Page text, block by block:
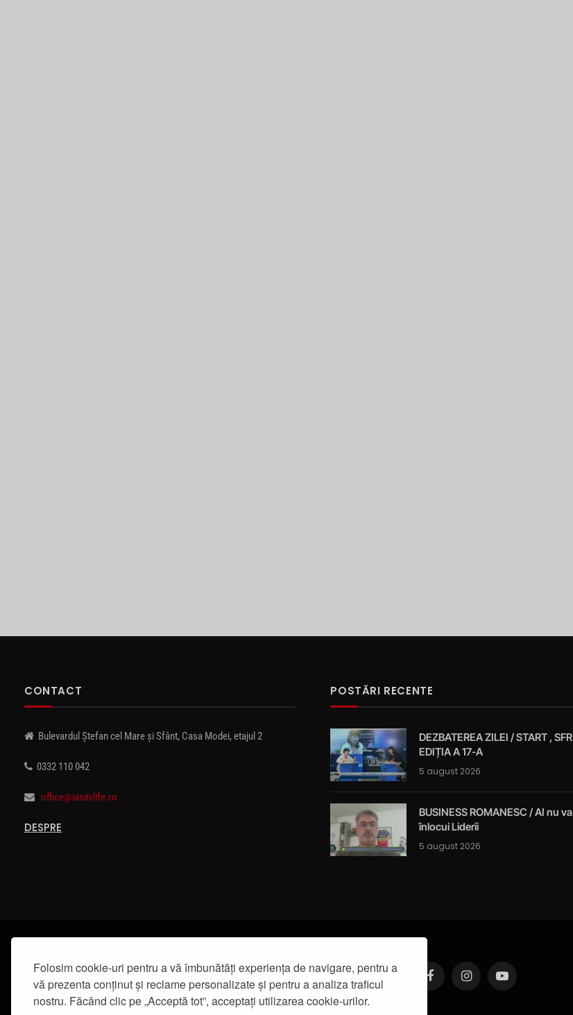
Folosim cookie-uri pentru a vă îmbunătăți experiența de navigare, pentru a
vă prezenta conținut și reclame personalizate și pentru a analiza traficul
nostru. Făcând clic pe „Acceptă tot”, acceptați utilizarea cookie-urilor.
CONTACT
Bulevardul Ștefan cel Mare și Sfânt, Casa Modei, etajul 2
0332 110 042
office@iasitvlife.ro
DESPRE
POSTĂRI RECENTE
DEZBATEREA ZILEI / START , SFR
EDIȚIA A 17-A
5 august 2026
BUSINESS ROMANESC / AI nu va
înlocui Liderii
5 august 2026
FacebookInstagramYouTube